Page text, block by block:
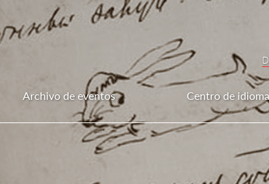
Archivo de eventos Centro de